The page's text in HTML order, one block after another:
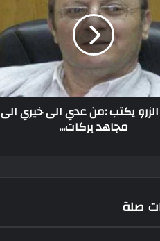
يكتب :من عدي الى خيري الى
مجاهد بركات...
صلة